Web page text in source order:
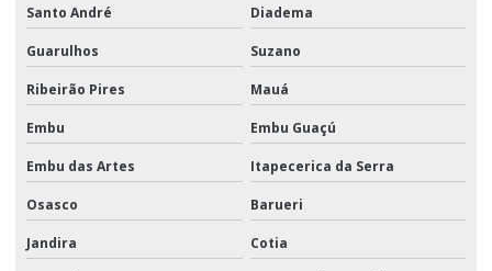
Santo André Diadema
Guarulhos Suzano
Ribeirão Pires Mauá
Embu Embu Guaçú
Embu das Artes Itapecerica da Serra
Osasco Barueri
Jandira Cotia